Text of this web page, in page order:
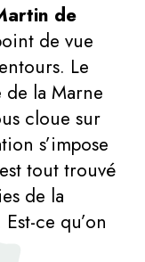
de
de vue
Le
de la Marne
cloue sur
s’impose
tout trouvé
de la
ce qu’on